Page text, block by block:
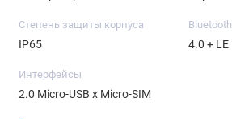
Степень защиты корпуса
IP65
Bluetooth
4.0 + LE
Интерфейсы
2.0 Micro-USB x Micro-SIM